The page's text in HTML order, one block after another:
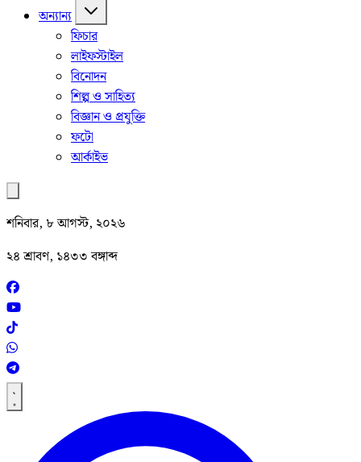
অন্যান্য
ফিচার
লাইফস্টাইল
বিনোদন
শিল্প ও সাহিত্য
বিজ্ঞান ও প্রযুক্তি
ফটো
আর্কাইভ
শনিবার, ৮ আগস্ট, ২০২৬
২৪ শ্রাবণ, ১৪৩৩ বঙ্গাব্দ